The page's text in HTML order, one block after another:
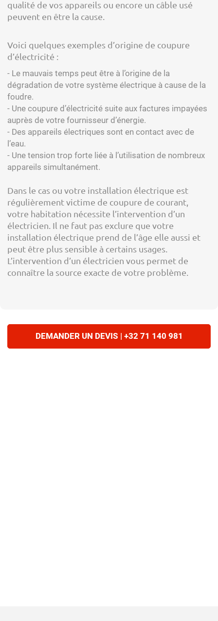
qualité de vos appareils ou encore un câble usé
peuvent en être la cause.
Voici quelques exemples d’origine de coupure
d’électricité :
- Le mauvais temps peut être à l’origine de la
dégradation de votre système électrique à cause de la
foudre.
- Une coupure d’électricité suite aux factures impayées
auprès de votre fournisseur d’énergie.
- Des appareils électriques sont en contact avec de
l’eau.
- Une tension trop forte liée à l’utilisation de nombreux
appareils simultanément.
Dans le cas ou votre installation électrique est
régulièrement victime de coupure de courant,
votre habitation nécessite l’intervention d’un
électricien. Il ne faut pas exclure que votre
installation électrique prend de l’âge elle aussi et
peut être plus sensible à certains usages.
L’intervention d’un électricien vous permet de
connaître la source exacte de votre problème.
DEMANDER UN DEVIS | +32 71 140 981